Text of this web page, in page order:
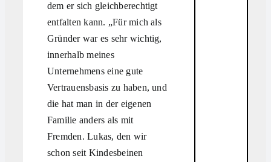
dem er sich gleichberechtigt
entfalten kann. „Für mich als
Gründer war es sehr wichtig,
innerhalb meines
Unternehmens eine gute
Vertrauensbasis zu haben, und
die hat man in der eigenen
Familie anders als mit
Fremden. Lukas, den wir
schon seit Kindesbeinen